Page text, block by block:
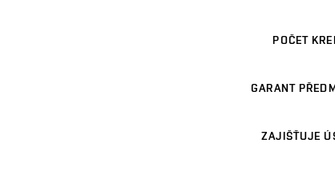
POČET
GARANT
ZAJIŠŤUJE